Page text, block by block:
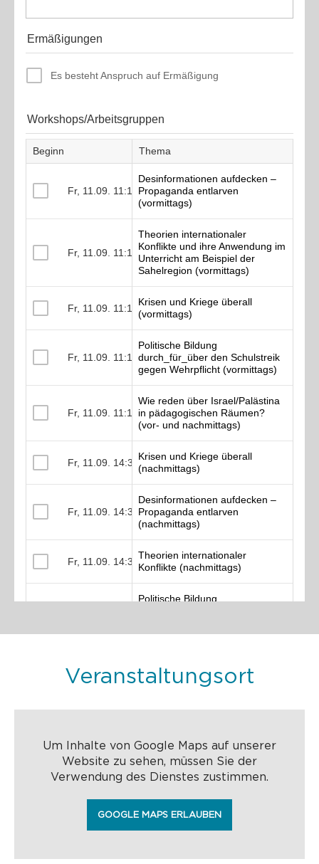
Veranstaltungsort
Um Inhalte von Google Maps auf unserer
Website zu sehen, müssen Sie der
Verwendung des Dienstes zustimmen.
GOOGLE MAPS ERLAUBEN